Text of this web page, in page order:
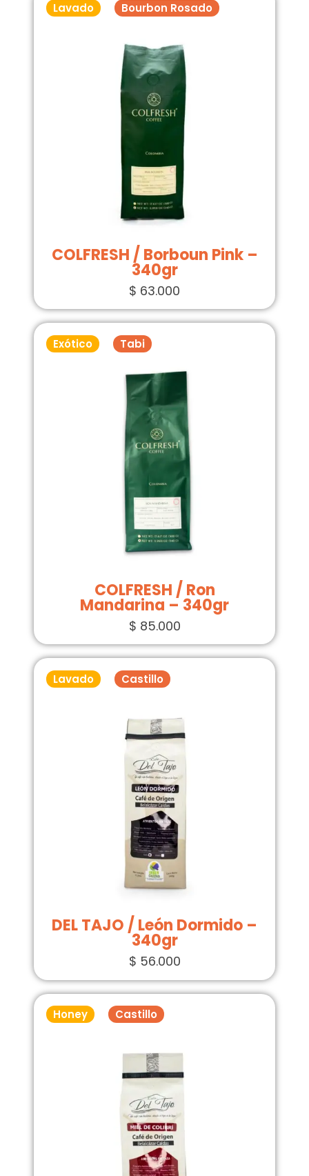
Lavado Bourbon Rosado
COLFRESH / Borboun Pink –
340gr
$ 63.000
Exótico Tabi
COLFRESH / Ron
Mandarina – 340gr
$ 85.000
Lavado Castillo
DEL TAJO / León Dormido –
340gr
$ 56.000
Honey Castillo